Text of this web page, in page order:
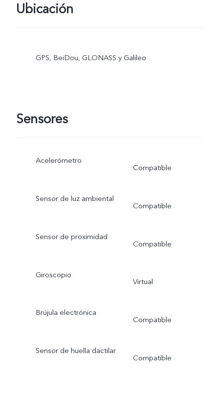
Ubicación
GPS, BeiDou, GLONASS y Galileo
Sensores
Acelerómetro
Compatible
Sensor de luz ambiental
Compatible
Sensor de proximidad
Compatible
Giroscopio
Virtual
Brújula electrónica
Compatible
Sensor de huella dactilar
Compatible